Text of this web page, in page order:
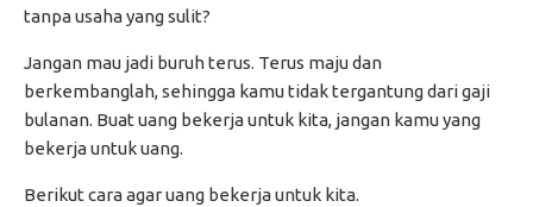
tanpa usaha yang sulit?
Jangan mau jadi buruh terus. Terus maju dan
berkembanglah, sehingga kamu tidak tergantung dari gaji
bulanan. Buat uang bekerja untuk kita, jangan kamu yang
bekerja untuk uang.
Berikut cara agar uang bekerja untuk kita.